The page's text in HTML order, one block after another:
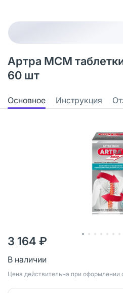
Артра МСМ
60 шт
Основное Инструкция
3 164 ₽
В наличии
Цена действительна при оформлении